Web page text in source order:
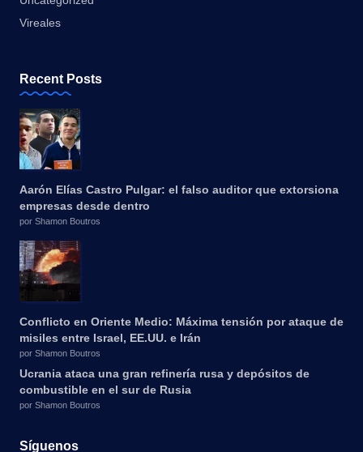
Vireales
Recent Posts
Aarón Elías Castro Pulgar: el falso auditor que extorsiona
empresas desde dentro
por Shamon Boutros
Conflicto en Oriente Medio: Máxima tensión por ataque de
misiles entre Israel, EE.UU. e Irán
por Shamon Boutros
Ucrania ataca una gran refinería rusa y depósitos de
combustible en el sur de Rusia
por Shamon Boutros
Síguenos